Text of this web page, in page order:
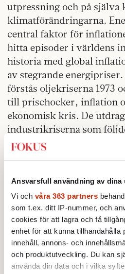
Ansvarsfull användning av dina
Vi och våra 363 partners
som t.ex. ditt IP-nummer, och
cookies för att lagra och få
enhet för att kunna tillhandahålla
innehåll, annons- och
och produktutveckling. Du kan
använda din data och i vilka
utpressning och på
klimatförändringarna.
central faktor för
hitta episoder i världens
historia med global
av stegrande
förstås oljekriserna 1973
till prischocker, inflation
ekonomisk kris. De
industrikriserna som
vad svåra prischocker i
avindustrialisering,
också hur de kan
Historiskt har
komplexa samhällskriser
framåtblickande och
under efterkrigstiden,
krokade arm med de